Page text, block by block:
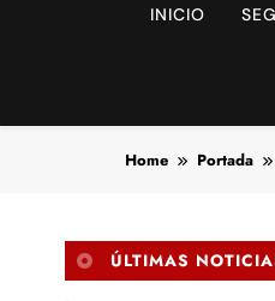
INICIO
Home Portada
ÚLTIMAS